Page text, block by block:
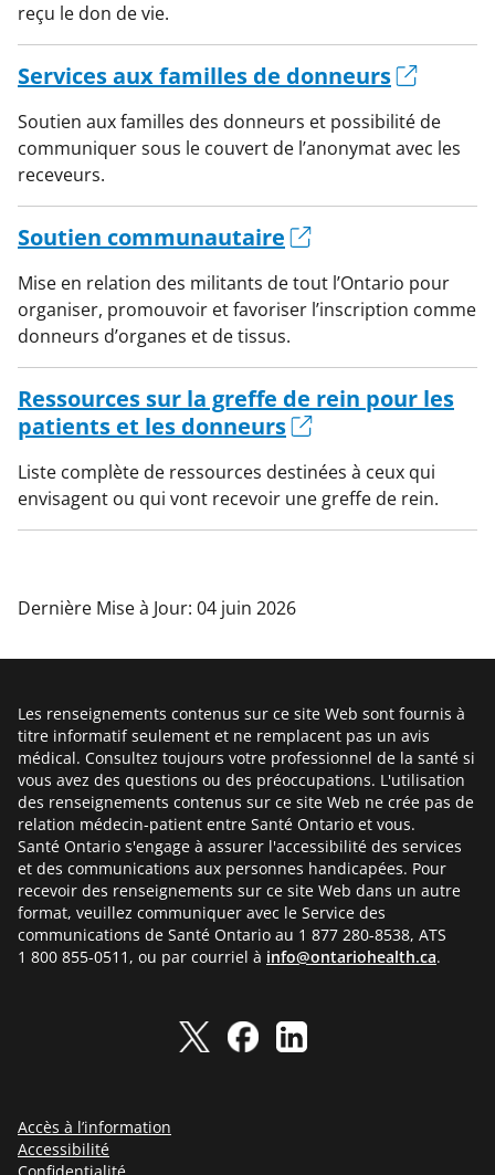
reçu le don de vie.
Services aux familles de donneurs
Soutien aux familles des donneurs et possibilité de
communiquer sous le couvert de l’anonymat avec les
receveurs.
Soutien communautaire
Mise en relation des militants de tout l’Ontario pour
organiser, promouvoir et favoriser l’inscription comme
donneurs d’organes et de tissus.
Ressources sur la greffe de rein pour les
patients et les donneurs
Liste complète de ressources destinées à ceux qui
envisagent ou qui vont recevoir une greffe de rein.
Dernière Mise à Jour: 04 juin 2026
Les renseignements contenus sur ce site Web sont fournis à
titre informatif seulement et ne remplacent pas un avis
médical. Consultez toujours votre professionnel de la santé si
vous avez des questions ou des préoccupations. L'utilisation
des renseignements contenus sur ce site Web ne crée pas de
relation médecin-patient entre Santé Ontario et vous.
Santé Ontario s'engage à assurer l'accessibilité des services
et des communications aux personnes handicapées. Pour
recevoir des renseignements sur ce site Web dans un autre
format, veuillez communiquer avec le Service des
communications de Santé Ontario au 1 877 280-8538, ATS
1 800 855-0511, ou par courriel à info@ontariohealth.ca.
Accès à l’information
Accessibilité